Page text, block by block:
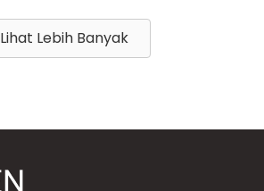
Lihat Lebih Banyak